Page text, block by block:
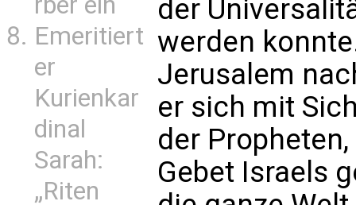
Emeritiert
er
Kurienkar
dinal
Sarah:
„Riten
der
werden
Jerusalem
er sich mit
der
Gebet Israels